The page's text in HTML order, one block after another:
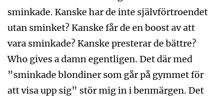
sminkade. Kanske har de inte självförtroendet
utan sminket? Kanske får de en boost av att
vara sminkade? Kanske presterar de bättre?
Who gives a damn egentligen. Det där med
”sminkade blondiner som går på gymmet för
att visa upp sig” stör mig in i benmärgen. Det